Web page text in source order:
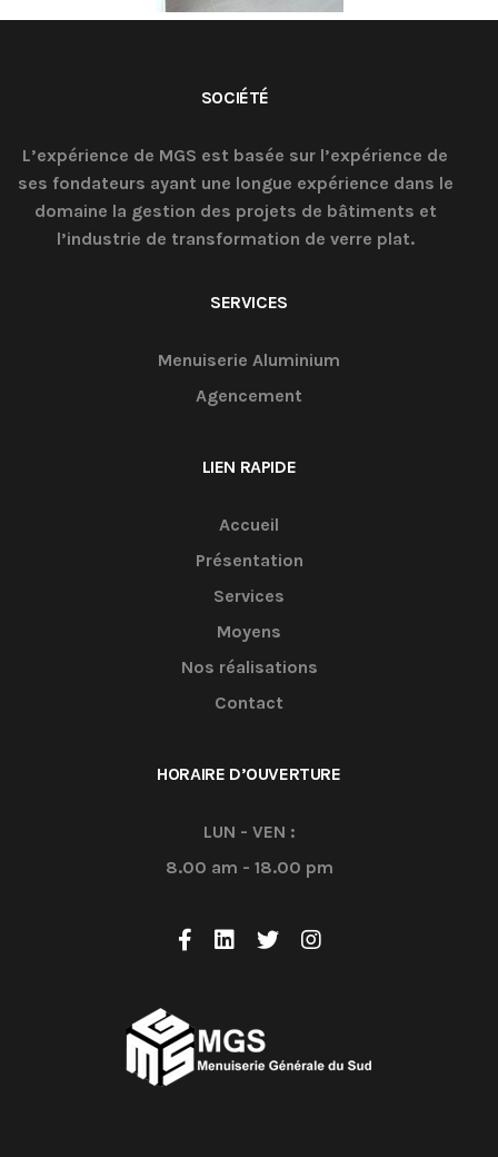
SOCIÉTÉ
L’expérience de MGS est basée sur l’expérience de
ses fondateurs ayant une longue expérience dans le
domaine la gestion des projets de bâtiments et
l’industrie de transformation de verre plat.
SERVICES
Menuiserie Aluminium
Agencement
LIEN RAPIDE
Accueil
Présentation
Services
Moyens
Nos réalisations
Contact
HORAIRE D’OUVERTURE
LUN - VEN :
8.00 am - 18.00 pm